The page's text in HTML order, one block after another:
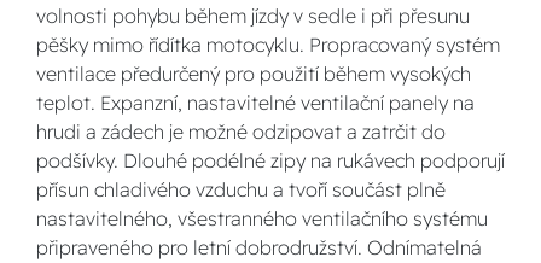
volnosti pohybu během jízdy v sedle i při přesunu
pěšky mimo řídítka motocyklu. Propracovaný systém
ventilace předurčený pro použití během vysokých
teplot. Expanzní, nastavitelné ventilační panely na
hrudi a zádech je možné odzipovat a zatrčit do
podšívky. Dlouhé podélné zipy na rukávech podporují
přísun chladivého vzduchu a tvoří součást plně
nastavitelného, všestranného ventilačního systému
připraveného pro letní dobrodružství. Odnímatelná